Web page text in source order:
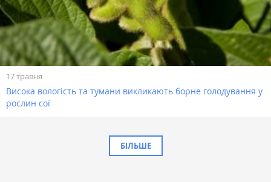
17 травня
Висока вологість та тумани викликають борне голодування у
рослин сої
БІЛЬШЕ